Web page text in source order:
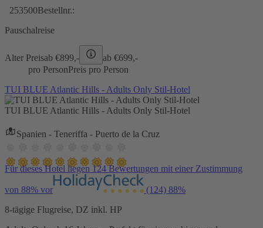
253500Bestellnr.:
Pauschalreise
Alter Preisab €899,- ab €699,-
pro PersonPreis pro Person
TUI BLUE Atlantic Hills - Adults Only Stil-Hotel
TUI BLUE Atlantic Hills - Adults Only Stil-Hotel
Spanien - Teneriffa - Puerto de la Cruz
Für dieses Hotel liegen 124 Bewertungen mit einer Zustimmung
von 88% vor (124) 88%
8-tägige Flugreise, DZ inkl. HP